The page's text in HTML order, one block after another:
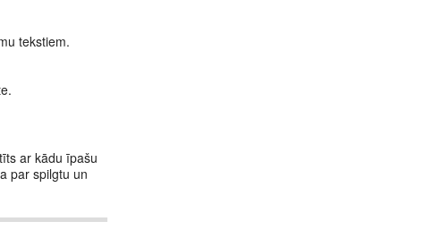
tekstiem.
ar kādu īpašu
par spilgtu un